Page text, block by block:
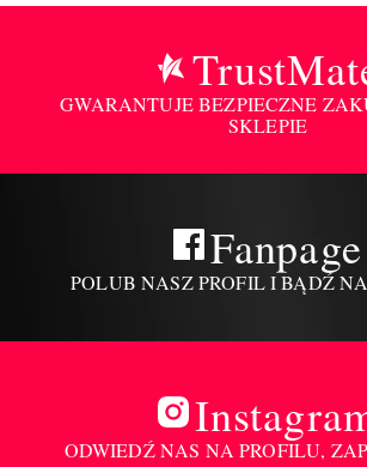
GWARANTUJE BEZPIECZNE
SKLEPIE
Fanpage
POLUB NASZ PROFIL I BĄDŹ
ODWIEDŹ NAS NA PROFILU,